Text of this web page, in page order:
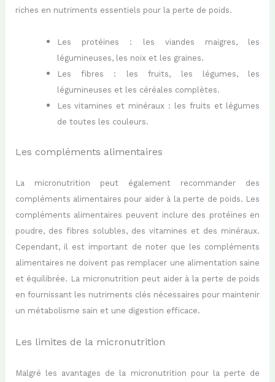
riches en nutriments essentiels pour la perte de poids.
Les protéines : les viandes maigres, les
légumineuses, les noix et les graines.
Les fibres : les fruits, les légumes, les
légumineuses et les céréales complètes.
Les vitamines et minéraux : les fruits et légumes
de toutes les couleurs.
Les compléments alimentaires
La micronutrition peut également recommander des
compléments alimentaires pour aider à la perte de poids. Les
compléments alimentaires peuvent inclure des protéines en
poudre, des fibres solubles, des vitamines et des minéraux.
Cependant, il est important de noter que les compléments
alimentaires ne doivent pas remplacer une alimentation saine
et équilibrée. La micronutrition peut aider à la perte de poids
en fournissant les nutriments clés nécessaires pour maintenir
un métabolisme sain et une digestion efficace.
Les limites de la micronutrition
Malgré les avantages de la micronutrition pour la perte de